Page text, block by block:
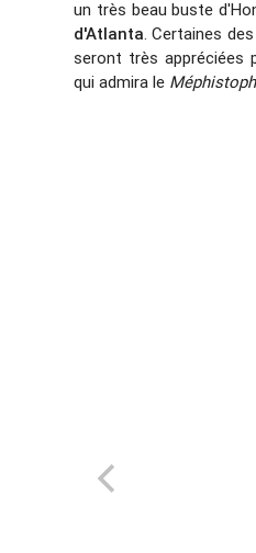
un très beau buste
d'Atlanta. Certaines
seront très appréciées
qui admira le